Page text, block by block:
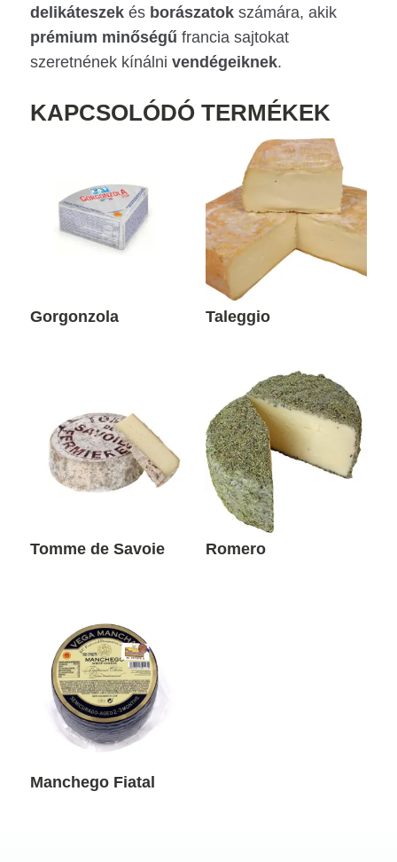
delikáteszekés borászatokszámára, akik
prémium minőségű francia sajtokat
szeretnének kínálni vendégeiknek.
KAPCSOLÓDÓ TERMÉKEK
Gorgonzola Taleggio
Tomme de Savoie Romero
Manchego Fiatal